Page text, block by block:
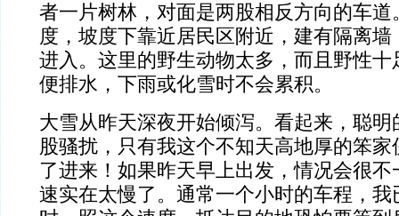
者一片树林，对面是两股相反方向的车道
度，坡度下靠近居民区附近，建有隔离
进入。这里的野生动物太多，而且野性十
便排水，下雨或化雪时不会累积。
大雪从昨天深夜开始倾泻。看起来，聪明
股骚扰，只有我这个不知天高地厚的笨
了进来！如果昨天早上出发，情况会很
速实在太慢了。通常一个小时的车程，我